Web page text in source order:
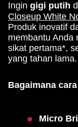
Ingin gigi putih
Closeup White
Produk inovatif
membantu Anda
sikat pertama*,
yang tahan lama.
Bagaimana
Micro